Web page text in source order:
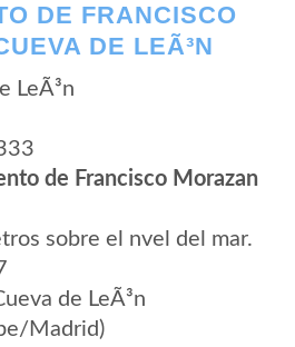
DE FRANCISCO
DE LEÃ³N
LeÃ³n
de Francisco Morazan
sobre el nvel del mar.
de LeÃ³n
Madrid)